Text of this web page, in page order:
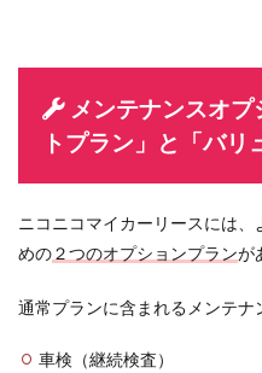
メンテナンスオ
トプラン」と「バリ
ニコニコマイカーリースには
めの２つのオプションプランが
通常プランに含まれるメンテナ
車検（継続検査）